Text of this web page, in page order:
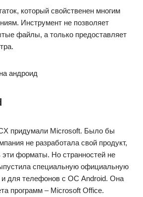
который свойственен многим
Инструмент не позволяет
файлы, а только предоставляет
придумали Microsoft. Было бы
не разработала свой продукт,
форматы. Но странностей не
специальную официальную
для телефонов с ОС Android. Она
программ – Microsoft Office.